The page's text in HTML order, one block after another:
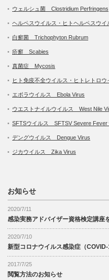
ウェルシュ菌 Clostridium Perfringens
ヘルペスウイルス・ヒトヘルペスウ
白癬菌 Trichophyton Rubrum
疥癬 Scabies
真菌症 Mycosis
ヒト免疫不全ウイルス・ヒトレトロ
エボラウイルス Ebola Virus
ウエストナイルウイルス West Nile
SFTSウイルス SFTSV Severe Fever
デングウイルス Dengue Virus
ジカウイルス Zika Virus
お知らせ
2020/7/11
感染実務アドバイザー資格検定講座
2020/7/10
新型コロナウイルス感染症（
2017/7/25
閲覧方法のお知らせ